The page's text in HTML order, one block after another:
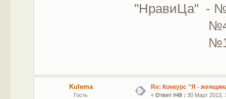
"НравиЦа" -
№4
№1 "Жила
Kulema
Гость
Re: Конкурс "Я -
« Ответ #48 : 30 Март 2013,